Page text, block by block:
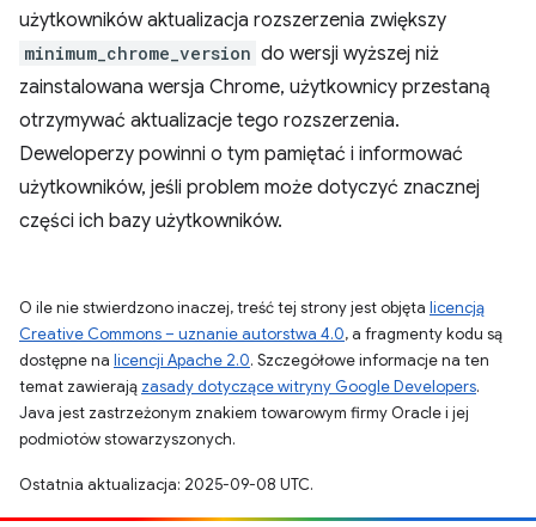
użytkowników aktualizacja rozszerzenia zwiększy
minimum_chrome_version do wersji wyższej niż
zainstalowana wersja Chrome, użytkownicy przestaną
otrzymywać aktualizacje tego rozszerzenia.
Deweloperzy powinni o tym pamiętać i informować
użytkowników, jeśli problem może dotyczyć znacznej
części ich bazy użytkowników.
O ile nie stwierdzono inaczej, treść tej strony jest objęta licencją
Creative Commons – uznanie autorstwa 4.0, a fragmenty kodu są
dostępne na licencji Apache 2.0. Szczegółowe informacje na ten
temat zawierają zasady dotyczące witryny Google Developers.
Java jest zastrzeżonym znakiem towarowym firmy Oracle i jej
podmiotów stowarzyszonych.
Ostatnia aktualizacja: 2025-09-08 UTC.